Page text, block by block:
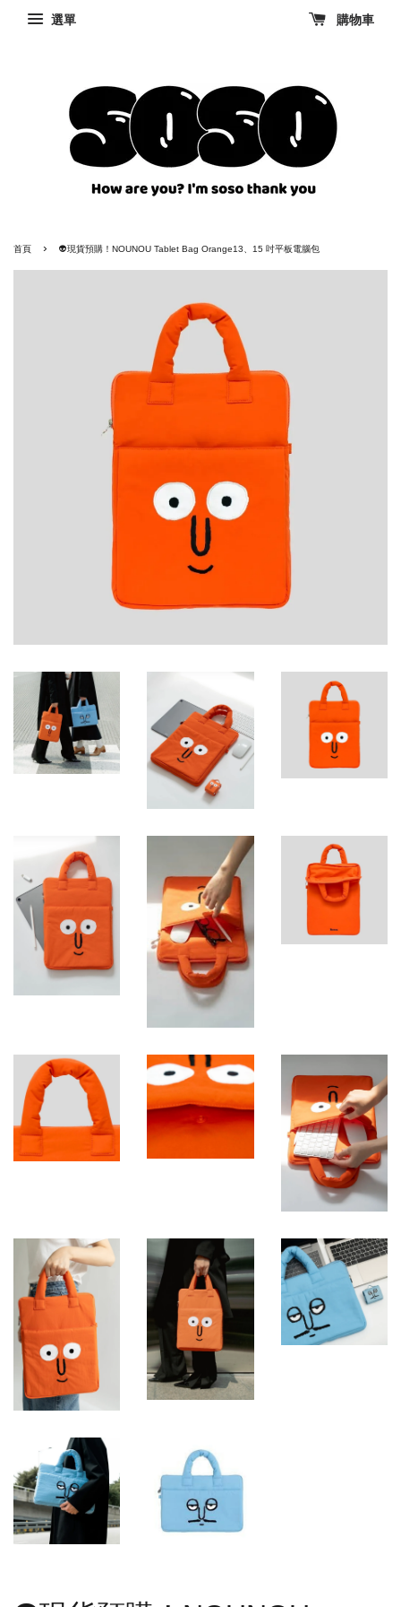
選單 購物車
首頁 › 👽現貨預購！NOUNOU Tablet Bag Orange13、15 吋平板電腦包